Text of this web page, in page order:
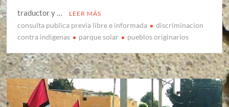
traductor y …
LEER MÁS
consulta publica previa libre e informada
discriminacion
contra indigenas
parque solar pueblos originarios